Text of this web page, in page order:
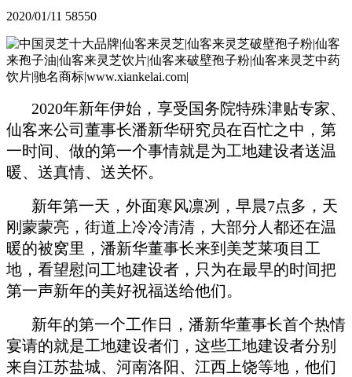
2020/01/11 58550
2020年新年伊始，享受国务院特殊津贴专家、
仙客来公司董事长潘新华研究员在百忙之中，第
一时间、做的第一个事情就是为工地建设者送温
暖、送真情、送关怀。
新年第一天，外面寒风凛冽，早晨7点多，天
刚蒙蒙亮，街道上冷冷清清，大部分人都还在温
暖的被窝里，潘新华董事长来到美芝莱项目工
地，看望慰问工地建设者，只为在最早的时间把
第一声新年的美好祝福送给他们。
新年的第一个工作日，潘新华董事长首个热情
宴请的就是工地建设者们，这些工地建设者分别
来自江苏盐城、河南洛阳、江西上饶等地，他们